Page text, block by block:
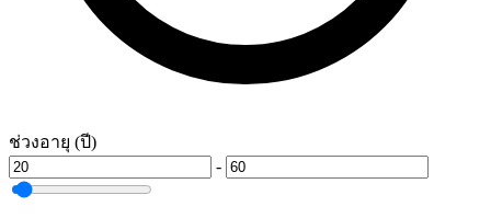
ช่วงอายุ (ปี)
-